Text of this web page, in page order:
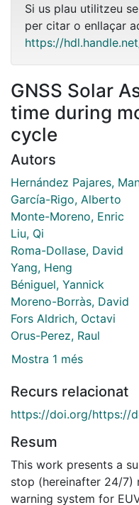
Si us plau utilitzeu
per citar o enllaçar
https://
GNSS Solar
time during
cycle
Autors
Hernández Pajares,
García-Rigo, Alberto
Monte-Moreno, Enric
Liu, Qi
Roma-Dollase, David
Yang, Heng
Béniguel, Yannick
Moreno-Borràs, David
Fors Aldrich, Octavi
Orus-Perez, Raul
Mostra 1 més
Recurs relacionat
https://doi.org/https://
Resum
This work presents a
stop (hereinafter 24/7)
warning system for